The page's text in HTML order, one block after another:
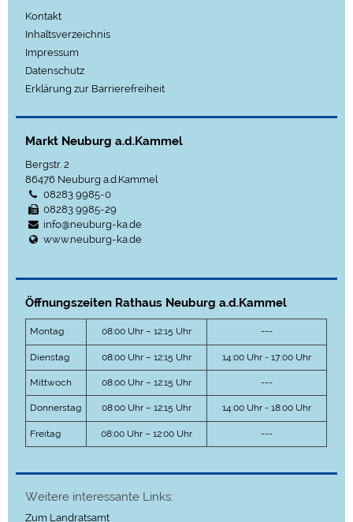
Kontakt
Inhaltsverzeichnis
Impressum
Datenschutz
Erklärung zur Barrierefreiheit
Markt Neuburg a.d.Kammel
Bergstr. 2
86476 Neuburg a.d.Kammel
08283 9985-0
08283 9985-29
info@neuburg-ka.de
www.neuburg-ka.de
Öffnungszeiten Rathaus Neuburg a.d.Kammel
Montag 08:00 Uhr – 12:15 Uhr ---
Dienstag 08:00 Uhr – 12:15 Uhr 14:00 Uhr - 17:00 Uhr
Mittwoch 08:00 Uhr – 12:15 Uhr ---
Donnerstag 08:00 Uhr – 12:15 Uhr 14:00 Uhr - 18:00 Uhr
Freitag 08:00 Uhr – 12:00 Uhr ---
Weitere interessante Links:
Zum Landratsamt